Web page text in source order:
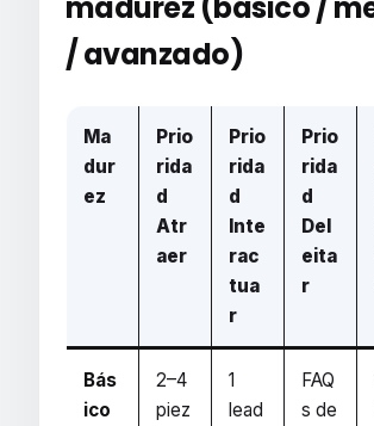
madurez (básico /
/ avanzado)
Ma
dur
ez
Prio
rida
d
Atr
aer
Prio
rida
d
Inte
rac
tua
r
Prio
rida
d
Del
eita
r
Bás
ico
2–4
piez
1
lead
FAQ
s de